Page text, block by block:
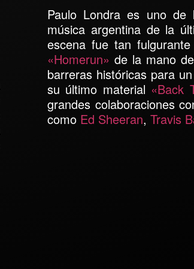
Paulo Londra es uno de
música argentina de la
escena fue tan
«Homerun» de la mano
barreras históricas para
su último material «Back
grandes colaboraciones
como Ed Sheeran, Travis